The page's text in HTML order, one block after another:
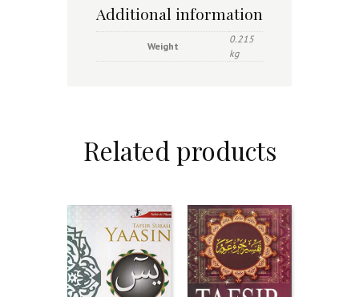
Additional information
Weight
0.215
kg
Related products